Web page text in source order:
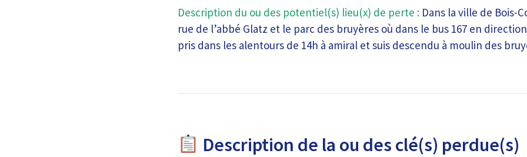
Description du ou des potentiel(s) lieu(x) de perte : Dans la ville de Bois-
rue de l’abbé Glatz et le parc des bruyères où dans le bus 167 en
pris dans les alentours de 14h à amiral et suis descendu à moulin des
Description de la ou des clé(s) perdue(s)